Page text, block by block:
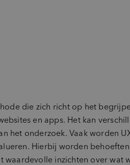
die zich richt op het
en apps. Het kan
het onderzoek. Vaak worden
Hierbij worden
inzichten over wat